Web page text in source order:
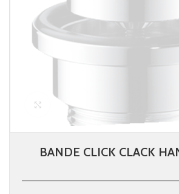
Click to enlarge
BANDE CLICK CLACK